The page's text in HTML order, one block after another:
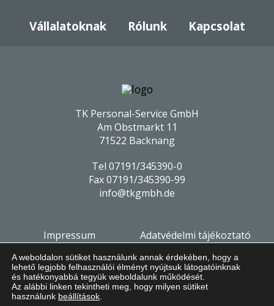
Vállalatoknak Rólunk Kapcsolat
TK Personal-Service GmbH
Am Obstmarkt 11
71522 Backnang
Tel 07191/345390-0
Fax07191/345390-99
info@tkgmbh.de
Impressum Adatvédelmi tájékoztató
Süti beállítások módosítása
A weboldalon sütiket használunk annak érdekében, hogy a
lehető legjobb felhasználói élményt nyújtsuk látogatóinknak
és hatékonyabbá tegyük weboldalunk működését.
Az alábbi linken tekintheti meg, hogy milyen sütiket
használunk beállítások